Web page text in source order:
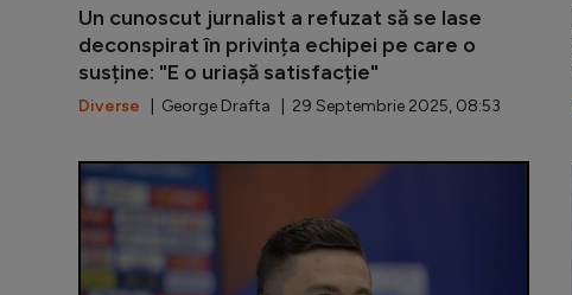
Un cunoscut jurnalist a refuzat să se lase
deconspirat în privința echipei pe care o
susține: "E o uriaşă satisfacție"
Diverse | George Drafta | 29 Septembrie 2025, 08:53